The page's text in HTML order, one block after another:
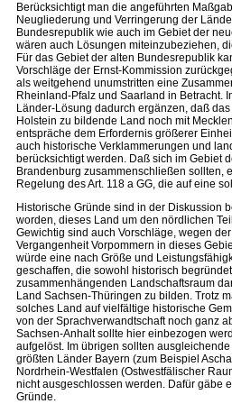
Berücksichtigt man die angeführten
Neugliederung und Verringerung der
Bundesrepublik wie auch im Gebiet der
wären auch Lösungen miteinzubeziehen,
Für das Gebiet der alten Bundesrepublik
Vorschläge der Ernst-Kommission
als weitgehend unumstritten eine
Rheinland-Pfalz und Saarland in Betracht.
Länder-Lösung dadurch ergänzen, daß
Holstein zu bildende Land noch mit
entspräche dem Erfordernis größerer
auch historische Verklammerungen und
berücksichtigt werden. Daß sich im Gebiet
Brandenburg zusammenschließen sollten,
Regelung des Art. 118 a GG, die auf eine
Historische Gründe sind in der Diskussion
worden, dieses Land um den nördlichen
Gewichtig sind auch Vorschläge, wegen
Vergangenheit Vorpommern in dieses
würde eine nach Größe und
geschaffen, die sowohl historisch
zusammenhängenden Landschaftsraum
Land Sachsen-Thüringen zu bilden. Trotz
solches Land auf vielfältige historische
von der Sprachverwandtschaft noch ganz
Sachsen-Anhalt sollte hier einbezogen
aufgelöst. Im übrigen sollten
größten Länder Bayern (zum Beispiel
Nordrhein-Westfalen (Ostwestfälischer
nicht ausgeschlossen werden. Dafür gäbe
Gründe.